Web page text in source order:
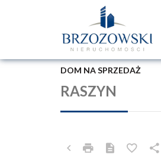
RASZYN
DOM NA SPRZEDAŻ